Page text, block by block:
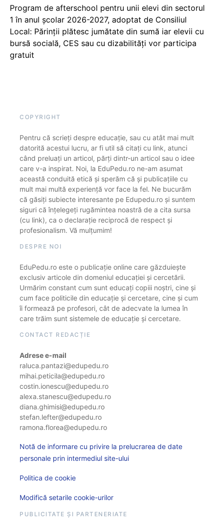
Program de afterschool pentru unii elevi din sectorul
1 în anul școlar 2026-2027, adoptat de Consiliul
Local: Părinții plătesc jumătate din sumă iar elevii cu
bursă socială, CES sau cu dizabilităţi vor participa
gratuit
COPYRIGHT
Pentru că scrieți despre educație, sau cu atât mai mult
datorită acestui lucru, ar fi util să citați cu link, atunci
când preluați un articol, părți dintr-un articol sau o idee
care v-a inspirat. Noi, la EduPedu.ro ne-am asumat
această conduită etică și sperăm că și publicațiile cu
mult mai multă experiență vor face la fel. Ne bucurăm
că găsiți subiecte interesante pe Edupedu.ro și suntem
siguri că înțelegeți rugămintea noastră de a cita sursa
(cu link), ca o declarație reciprocă de respect și
profesionalism. Vă mulțumim!
DESPRE NOI
EduPedu.ro este o publicație online care găzduiește
exclusiv articole din domeniul educației și cercetării.
Urmărim constant cum sunt educați copiii noștri, cine și
cum face politicile din educație și cercetare, cine și cum
îi formează pe profesori, cât de adecvate la lumea în
care trăim sunt sistemele de educație și cercetare.
CONTACT REDACȚIE
Adrese e-mail
raluca.pantazi@edupedu.ro
mihai.peticila@edupedu.ro
costin.ionescu@edupedu.ro
alexa.stanescu@edupedu.ro
diana.ghimisi@edupedu.ro
stefan.lefter@edupedu.ro
ramona.florea@edupedu.ro
Notă de informare cu privire la prelucrarea de date
personale prin intermediul site-ului
Politica de cookie
Modifică setarile cookie-urilor
PUBLICITATE ȘI PARTENERIATE